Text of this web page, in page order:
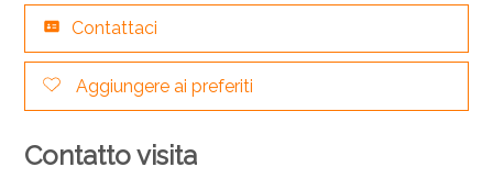
Contattaci
Aggiungere ai preferiti
Contatto visita